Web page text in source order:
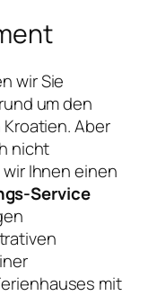
wir Sie
um den
Aber
nicht
Ihnen einen
Service
mit